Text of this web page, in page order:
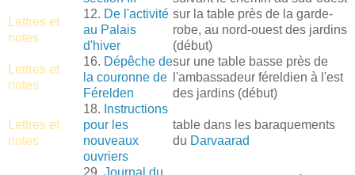
Lettres et
notes
12. De l'activité
au Palais
d'hiver
sur la table près de la garde-
robe, au nord-ouest des jardins
(début)
Lettres et
notes
16. Dépêche de
la couronne de
Férelden
sur une table basse près de
l'ambassadeur féreldien à l'est
des jardins (début)
Lettres et
notes
18. Instructions
pour les
nouveaux
ouvriers
table dans les baraquements
du Darvaarad